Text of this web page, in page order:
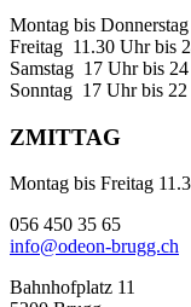
Montag bis
Freitag 11.30 Uhr bis
Samstag 17 Uhr bis
Sonntag 17 Uhr bis
ZMITTAG
Montag bis Freitag
056 450 35 65
info@odeon-brugg.ch
Bahnhofplatz 11